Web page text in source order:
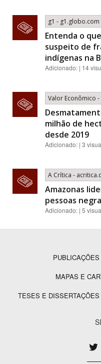
g1 - g1.globo.com
Entenda o
suspeito de
indígenas na
Adicionado: | 14
Valor Econômico
milhão de
desde 2019
Adicionado: | 3
A Crítica -
Amazonas
pessoas
Adicionado: | 5
RodapéMAPAS E
TESES E DISSERTAÇÕES